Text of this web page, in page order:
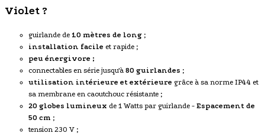
Violet ?
guirlande de 10 mètres de long ;
installation facile et rapide ;
peu énergivore ;
connectables en série jusqu'à 80 guirlandes ;
utilisation intérieure et extérieure grâce à sa norme IP44 et
sa membrane en caoutchouc résistante ;
20 globes lumineux de 1 Watts par guirlande - Espacement de
50 cm ;
tension 230 V ;